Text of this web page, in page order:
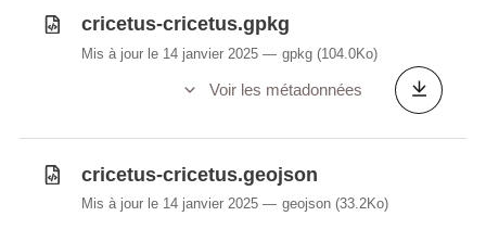
cricetus-cricetus.gpkg
Mis à jour le 14 janvier 2025 gpkg (104.0Ko)
Voir les métadonnées
cricetus-cricetus.geojson
Mis à jour le 14 janvier 2025 geojson (33.2Ko)